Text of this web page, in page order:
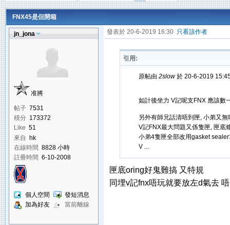
FNX45是但開箱
jn_jona
准將
帖子 7531
積分 173372
Like 51
來自 hk
在線時間 8828 小時
註冊時間 6-10-2008
個人空間
發短消息
加為好友
當前離線
發表於 20-6-2019 16:30 只看該作者
引用:
原帖由 2slow於 20-6-2019
如計後坐力 V記呢支FNX 應該數
另外有師兄話清唔到匣, 小弟又
V記FNX最大問題又係隻匣, 匣底
小弟4隻匣全部改用gasket sealer
V ...
匣底oring好鬼難搞 又特規
同埋v記fnx唔玩就要放左d氣去